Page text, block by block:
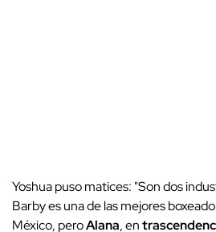
Yoshua puso matices: "Son dos
Barby es una de las mejores
México, peroAlana, en